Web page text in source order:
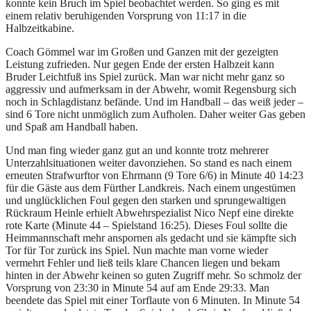
konnte kein Bruch im Spiel beobachtet werden. So ging es mit
einem relativ beruhigenden Vorsprung von 11:17 in die
Halbzeitkabine.
Coach Gömmel war im Großen und Ganzen mit der gezeigten
Leistung zufrieden. Nur gegen Ende der ersten Halbzeit kann
Bruder Leichtfuß ins Spiel zurück. Man war nicht mehr ganz so
aggressiv und aufmerksam in der Abwehr, womit Regensburg sich
noch in Schlagdistanz befände. Und im Handball – das weiß jeder –
sind 6 Tore nicht unmöglich zum Aufholen. Daher weiter Gas geben
und Spaß am Handball haben.
Und man fing wieder ganz gut an und konnte trotz mehrerer
Unterzahlsituationen weiter davonziehen. So stand es nach einem
erneuten Strafwurftor von Ehrmann (9 Tore 6/6) in Minute 40 14:23
für die Gäste aus dem Fürther Landkreis. Nach einem ungestümen
und unglücklichen Foul gegen den starken und sprungewaltigen
Rückraum Heinle erhielt Abwehrspezialist Nico Nepf eine direkte
rote Karte (Minute 44 – Spielstand 16:25). Dieses Foul sollte die
Heimmannschaft mehr anspornen als gedacht und sie kämpfte sich
Tor für Tor zurück ins Spiel. Nun machte man vorne wieder
vermehrt Fehler und ließ teils klare Chancen liegen und bekam
hinten in der Abwehr keinen so guten Zugriff mehr. So schmolz der
Vorsprung von 23:30 in Minute 54 auf am Ende 29:33. Man
beendete das Spiel mit einer Torflaute von 6 Minuten. In Minute 54